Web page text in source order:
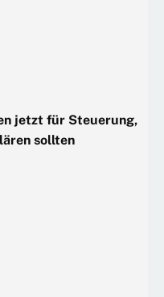
jetzt für Steuerung,
sollten